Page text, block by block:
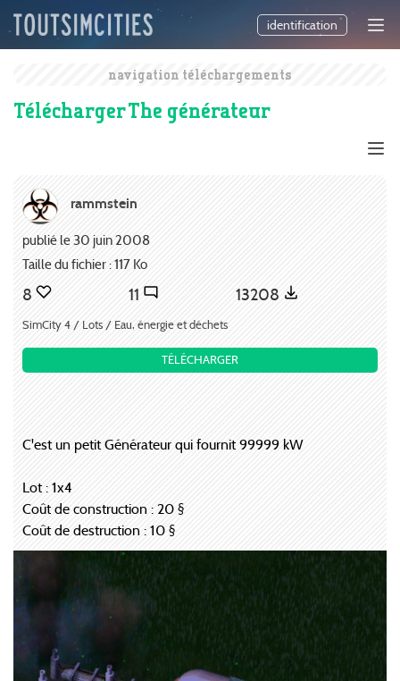
identification
navigation téléchargements
Télécharger The générateur
rammstein
publié le 30 juin 2008
Taille du fichier : 117 Ko
8 11 13208
SimCity 4 / Lots / Eau, énergie et déchets
TÉLÉCHARGER
C'est un petit Générateur qui fournit 99999 kW
Lot : 1x4
Coût de construction : 20 §
Coût de destruction : 10 §